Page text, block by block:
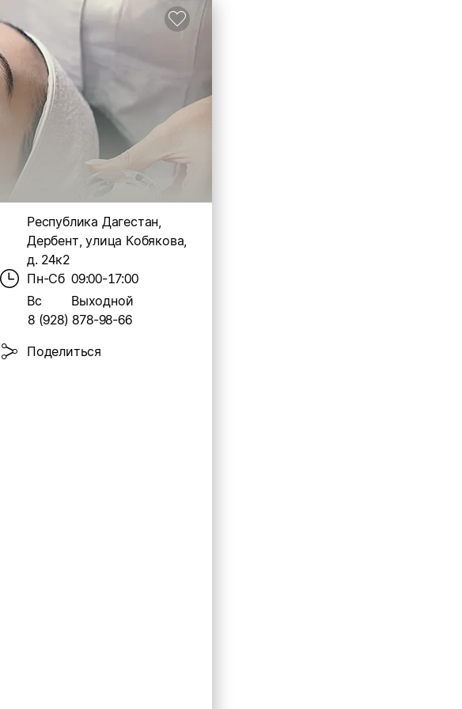
Республика Дагестан,
Дербент, улица Кобякова,
д. 24к2
Пн-Сб 09:00-17:00
Вс
Выходной
8 (928) 878-98-66
Поделиться